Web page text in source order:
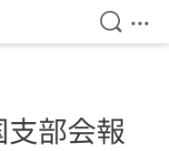
検索を
メ
部会報